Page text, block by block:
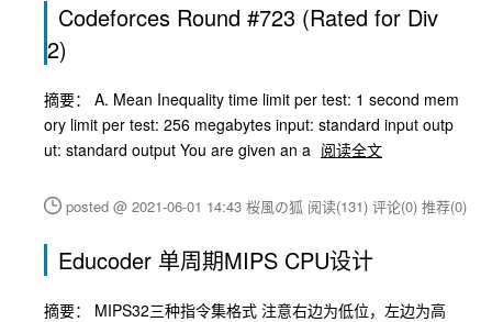
Codeforces Round #723 (Rated for Div
2)
摘要： A. Mean Inequality time limit per test: 1 second mem
ory limit per test: 256 megabytes input: standard input outp
ut: standard output You are given an a 阅读全文
posted @ 2021-06-01 14:43 桜風の狐 阅读(131) 评论(0) 推荐(0)
Educoder 单周期MIPS CPU设计
摘要： MIPS32三种指令集格式 注意右边为低位，左边为高